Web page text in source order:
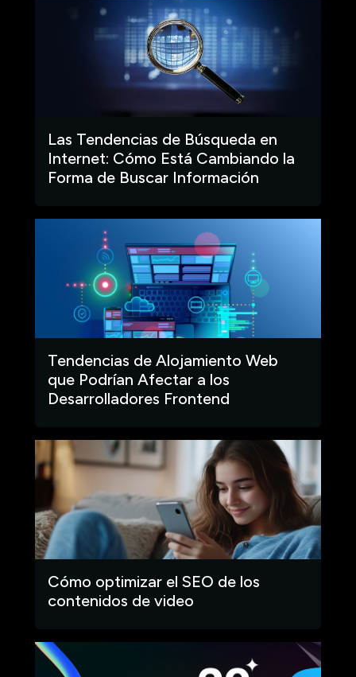
Las Tendencias de Búsqueda en
Internet: Cómo Está Cambiando la
Forma de Buscar Información
Tendencias de Alojamiento Web
que Podrían Afectar a los
Desarrolladores Frontend
Cómo optimizar el SEO de los
contenidos de video